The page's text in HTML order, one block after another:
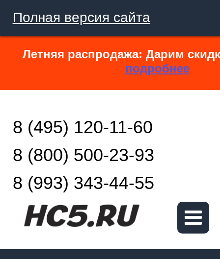
Полная версия сайта
Летняя распродажа: Дарим
подробнее
8 (495) 120-11-60
8 (800) 500-23-93
8 (993) 343-44-55